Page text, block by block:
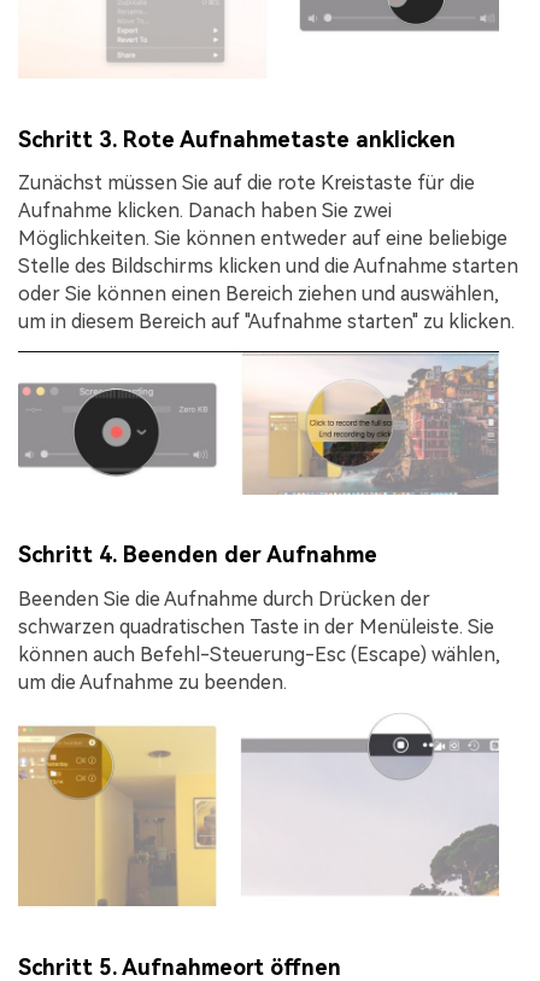
Schritt 3. Rote Aufnahmetaste anklicken
Zunächst müssen Sie auf die rote Kreistaste für die
Aufnahme klicken. Danach haben Sie zwei
Möglichkeiten. Sie können entweder auf eine beliebige
Stelle des Bildschirms klicken und die Aufnahme starten
oder Sie können einen Bereich ziehen und auswählen,
um in diesem Bereich auf "Aufnahme starten" zu klicken.
Schritt 4. Beenden der Aufnahme
Beenden Sie die Aufnahme durch Drücken der
schwarzen quadratischen Taste in der Menüleiste. Sie
können auch Befehl-Steuerung-Esc (Escape) wählen,
um die Aufnahme zu beenden.
Schritt 5. Aufnahmeort öffnen